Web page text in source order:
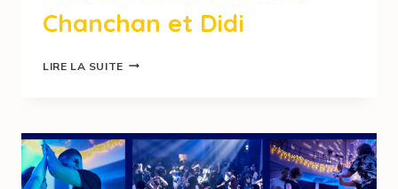
Chanchan et Didi
LIRE LA SUITE